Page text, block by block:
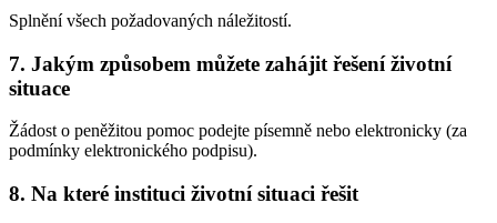
Splnění všech požadovaných náležitostí.
7. Jakým způsobem můžete zahájit řešení životní
situace
Žádost o peněžitou pomoc podejte písemně nebo elektronicky (za
podmínky elektronického podpisu).
8. Na které instituci životní situaci řešit